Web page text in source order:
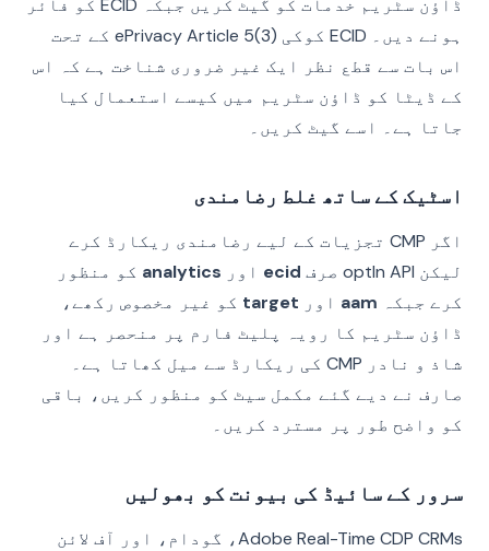
ڈاؤن سٹریم خدمات کو گیٹ کریں جبکہ ECID کو فائر
ہونے دیں۔ ECID کوکی ePrivacy Article 5(3) کے تحت
اس بات سے قطع نظر ایک غیر ضروری شناخت ہے کہ اس
کے ڈیٹا کو ڈاؤن سٹریم میں کیسے استعمال کیا
جاتا ہے۔ اسے گیٹ کریں۔
اسٹیک کے ساتھ غلط رضامندی
اگر CMP تجزیات کے لیے رضامندی ریکارڈ کرے
لیکن optIn API صرف
ecid اور analytics کو منظور
کرے جبکہ aam اور target کو غیر مخصوص رکھے،
ڈاؤن سٹریم کا رویہ پلیٹ فارم پر منحصر ہے اور
شاذ و نادر CMP کی ریکارڈ سے میل کھاتا ہے۔
صارف نے دیے گئے مکمل سیٹ کو منظور کریں، باقی
کو واضح طور پر مسترد کریں۔
سرور کے سائیڈ کی بیونت کو بھولیں
Adobe Real-Time CDP CRMs، گودام، اور آف لائن